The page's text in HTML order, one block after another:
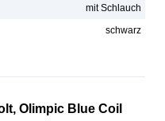
mit Schlauch
schwarz
Olimpic Blue Coil